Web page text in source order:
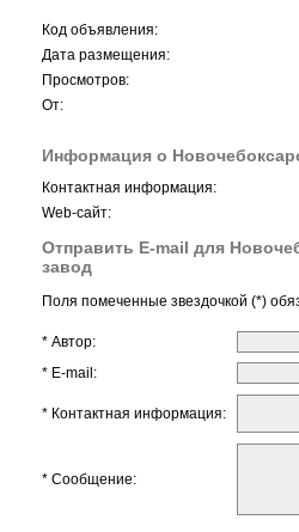
Код объявления:
Дата размещения:
Просмотров:
От:
Информация о
Контактная информация:
Web-сайт:
Отправить E-mail для
завод
Поля помеченные звездочкой (*)
* Автор:
* E-mail:
* Контактная информация:
* Сообщение: